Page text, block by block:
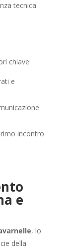
tecnica
chiave:
e
incontro
e
, lo
della